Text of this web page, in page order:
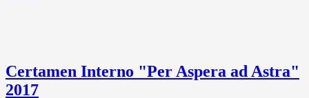
Certamen Interno "Per Aspera ad Astra"
2017